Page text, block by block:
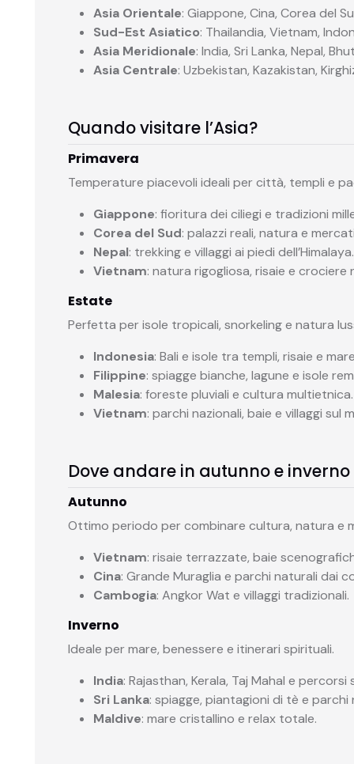
Asia Orientale: Giappone, Cina, Corea del
Sud-Est Asiatico: Thailandia, Vietnam,
Asia Meridionale: India, Sri Lanka, Nepal,
Asia Centrale: Uzbekistan, Kazakistan,
Quando visitare l’Asia?
Primavera
Temperature piacevoli ideali per città, templi e
Giappone: fioritura dei ciliegi e tradizioni
Corea del Sud: palazzi reali, natura e
Nepal: trekking e villaggi ai piedi dell’Himalaya.
Vietnam: natura rigogliosa, risaie e crociere
Estate
Perfetta per isole tropicali, snorkeling e natura
Indonesia: Bali e isole tra templi, risaie e
Filippine: spiagge bianche, lagune e isole
Malesia: foreste pluviali e cultura multietnica.
Vietnam: parchi nazionali, baie e villaggi sul
Dove andare in autunno e inverno
Autunno
Ottimo periodo per combinare cultura, natura e
Vietnam: risaie terrazzate, baie
Cina: Grande Muraglia e parchi naturali dai
Cambogia: Angkor Wat e villaggi tradizionali.
Inverno
Ideale per mare, benessere e itinerari spirituali.
India: Rajasthan, Kerala, Taj Mahal e percorsi
Sri Lanka: spiagge, piantagioni di tè e parchi
Maldive: mare cristallino e relax totale.